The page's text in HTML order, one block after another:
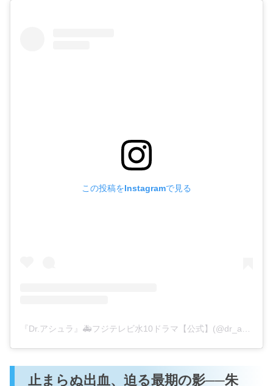
この投稿をInstagramで見る
『Dr.アシュラ』🚑フジテレビ水10ドラマ【公式】(@dr_asura_drama)がシェアした投稿
止まらぬ出血、迫る最期の影──朱